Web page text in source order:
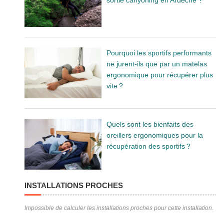
Pourquoi les sportifs performants
ne jurent-ils que par un matelas
ergonomique pour récupérer plus
vite ?
Quels sont les bienfaits des
oreillers ergonomiques pour la
récupération des sportifs ?
INSTALLATIONS PROCHES
Impossible de calculer les installations proches pour cette installation.